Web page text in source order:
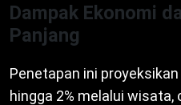
Dampak Ekonomi
Panjang
Penetapan ini
hingga 2% melalui